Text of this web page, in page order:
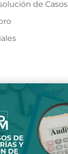
de Casos